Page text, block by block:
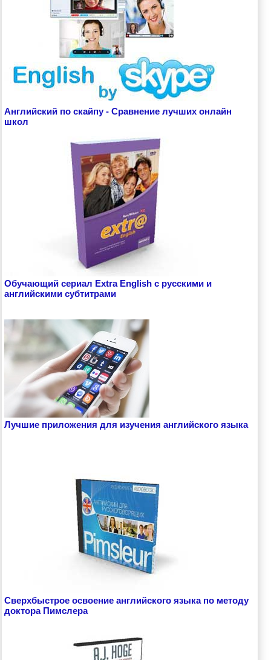
Английский по скайпу - Сравнение лучших онлайн
школ
Обучающий сериал Extra English с русскими и
английскими субтитрами
Лучшие приложения для изучения английского языка
Сверхбыстрое освоение английского языка по методу
доктора Пимслера